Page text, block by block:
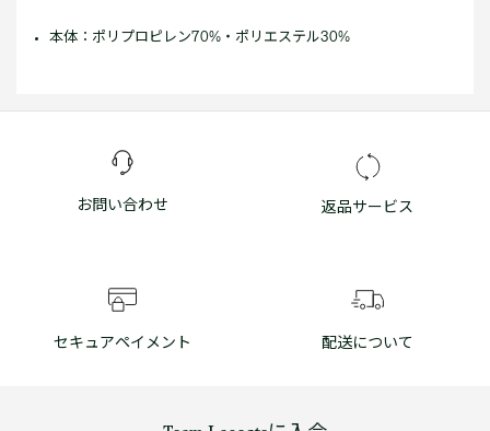
本体：ポリプロピレン70%・ポリエステル30%
お問い合わせ 返品サービス
セキュアペイメント 配送について